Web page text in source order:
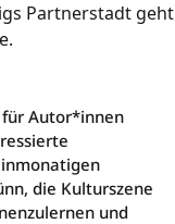
Partnerstadt geht
Autor*innen
die Kulturszene
und